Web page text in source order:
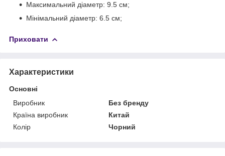
Максимальний діаметр: 9.5 см;
Мінімальний діаметр: 6.5 см;
Приховати
Характеристики
Основні
Виробник
Без бренду
Країна виробник
Китай
Колір
Чорний